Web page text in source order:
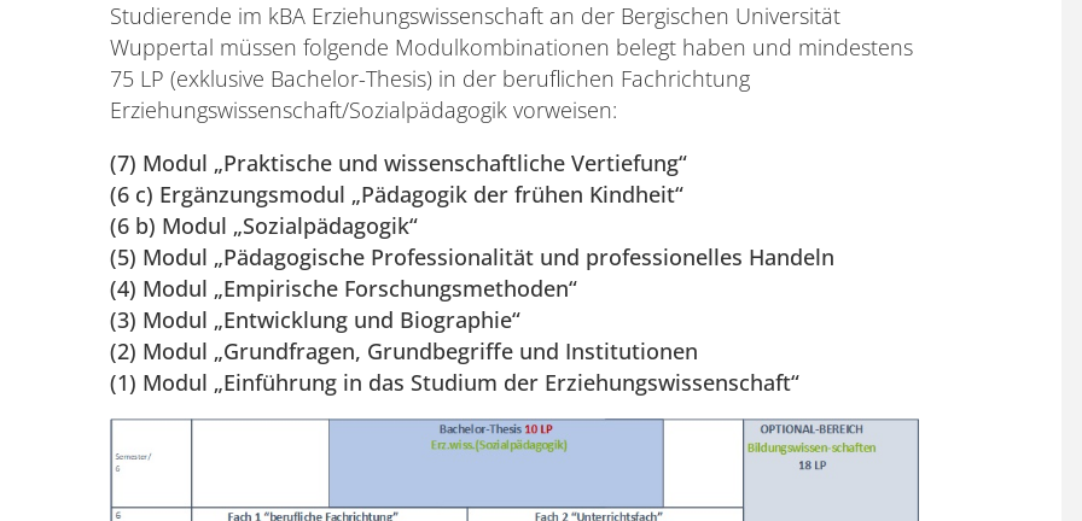
Studierende im kBA Erziehungswissenschaft an der Bergischen Universität
Wuppertal müssen folgende Modulkombinationen belegt haben und mindestens
75 LP (exklusive Bachelor-Thesis) in der beruflichen Fachrichtung
Erziehungswissenschaft/Sozialpädagogik vorweisen:
(7) Modul „Praktische und wissenschaftliche Vertiefung“
(6 c) Ergänzungsmodul „Pädagogik der frühen Kindheit“
(6 b) Modul „Sozialpädagogik“
(5) Modul „Pädagogische Professionalität und professionelles Handeln
(4) Modul „Empirische Forschungsmethoden“
(3) Modul „Entwicklung und Biographie“
(2) Modul „Grundfragen, Grundbegriffe und Institutionen
(1) Modul „Einführung in das Studium der Erziehungswissenschaft“